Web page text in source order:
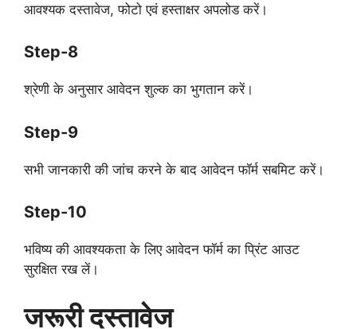
आवश्यक दस्तावेज, फोटो एवं हस्ताक्षर अपलोड करें।
Step-8
श्रेणी के अनुसार आवेदन शुल्क का भुगतान करें।
Step-9
सभी जानकारी की जांच करने के बाद आवेदन फॉर्म सबमिट करें।
Step-10
भविष्य की आवश्यकता के लिए आवेदन फॉर्म का प्रिंट आउट
सुरक्षित रख लें।
जरूरी दस्तावेज